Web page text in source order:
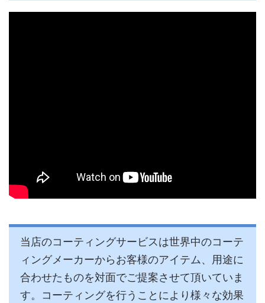
当店のコーティングサービスは世界中のコーテ
ィングメーカーからお客様のアイテム、用途に
合わせたものを対面でご提案させて頂いていま
す。コーティングを行うことにより様々な効果